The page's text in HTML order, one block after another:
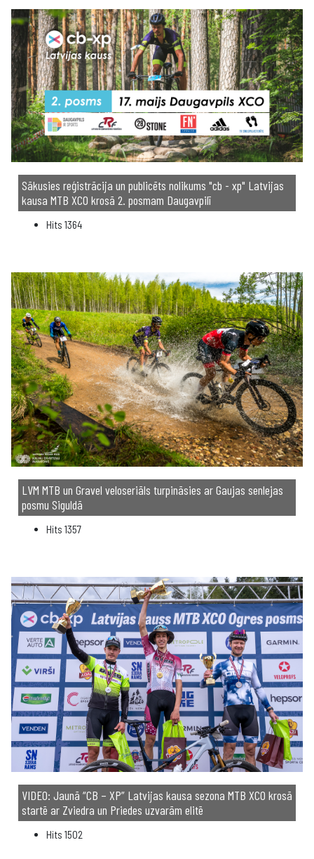
Sākusies reģistrācija un publicēts nolikums "cb - xp" Latvijas
kausa MTB XCO krosā 2. posmam Daugavpilī
Hits 1364
LVM MTB un Gravel veloseriāls turpināsies ar Gaujas senlejas
posmu Siguldā
Hits 1357
VIDEO: Jaunā “CB – XP” Latvijas kausa sezona MTB XCO krosā
startē ar Zviedra un Priedes uzvarām elitē
Hits 1502